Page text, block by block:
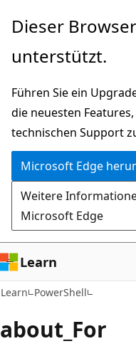
Zu
wechseln
Dieser
unterstützt.
Führen Sie ein
die neuesten
technischen Support
Microsoft Edge
Weitere
Microsoft Edge
Learn
Learn PowerShell
about_For